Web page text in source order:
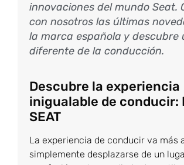
innovaciones del mundo Seat.
con nosotros las últimas
la marca española y descubre
diferente de la conducción.
Descubre la experiencia
inigualable de conducir:
SEAT
La experiencia de conducir va más
simplemente desplazarse de un